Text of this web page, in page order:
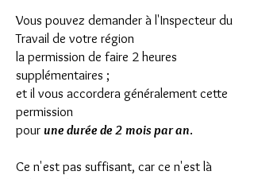
Vous pouvez demander à l'Inspecteur du
Travail de votre région
la permission de faire 2 heures
supplémentaires ;
et il vous accordera généralement cette
permission
pour une durée de 2 mois par an.
Ce n'est pas suffisant, car ce n'est là